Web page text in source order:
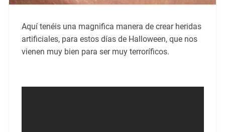
Aquí tenéis una magnifica manera de crear heridas
artificiales, para estos días de Halloween, que nos
vienen muy bien para ser muy terroríficos.